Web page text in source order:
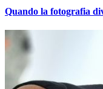
Quando la fotografia